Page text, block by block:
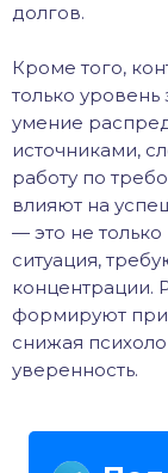
долгов.
Кроме того,
только
умение
источниками,
работу по
влияют на
— это не
ситуация,
концентрации.
формируют
снижая
уверенность.